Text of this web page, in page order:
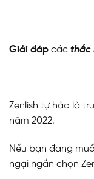
Giải đáp các thắc
Zenlish tự hào là
năm 2022.
Nếu bạn đang
ngại ngần chọn